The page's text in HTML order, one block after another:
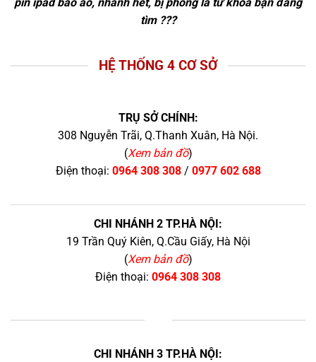
tìm ???
HỆ THỐNG 4 CƠ SỞ
TRỤ SỞ CHÍNH:
308 Nguyễn Trãi, Q.Thanh Xuân, Hà Nội.
(Xem bản đồ)
Điện thoại: 0964 308 308/ 0977 602 688
CHI NHÁNH 2 TP.HÀ NỘI:
19 Trần Quý Kiên, Q.Cầu Giấy, Hà Nội
(Xem bản đồ)
Điện thoại: 0964 308 308
CHI NHÁNH 3 TP.HÀ NỘI: